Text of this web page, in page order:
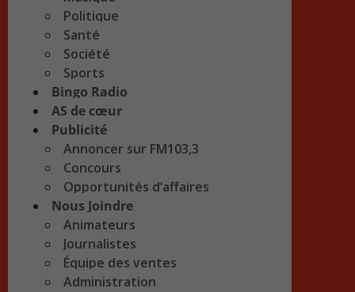
Politique
Santé
Société
Sports
Bingo Radio
AS de cœur
Publicité
Annoncer sur FM103,3
Concours
Opportunités d’affaires
Nous Joindre
Animateurs
Journalistes
Équipe des ventes
Administration